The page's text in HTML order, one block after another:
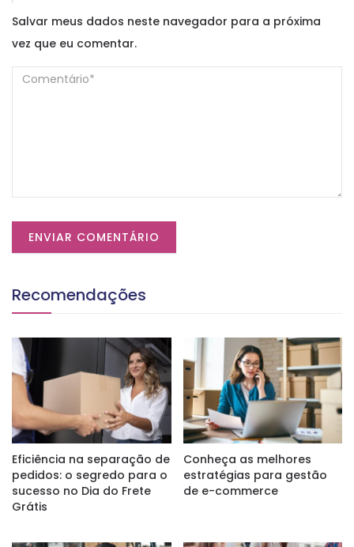
Salvar meus dados neste navegador para a próxima
vez que eu comentar.
Recomendações
Eficiência na separação de
pedidos: o segredo para o
sucesso no Dia do Frete
Grátis
Conheça as melhores
estratégias para gestão
de e-commerce